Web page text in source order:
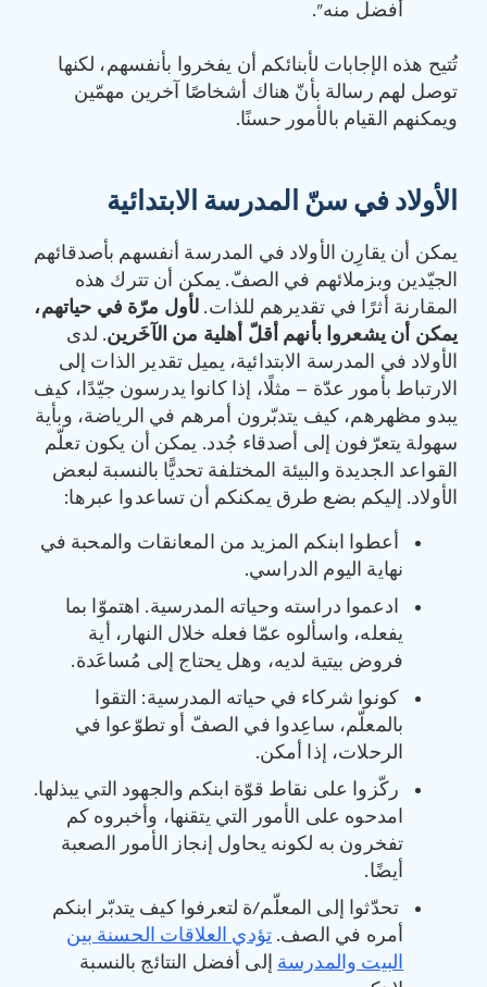
أفضل منه”.
تُتيح هذه الإجابات لأبنائكم أن يفخروا بأنفسهم، لكنها
توصل لهم رسالة بأنّ هناك أشخاصًا آخرين مهمّين
ويمكنهم القيام بالأمور حسنًا.
الأولاد في سنّ المدرسة الابتدائية
يمكن أن يقارِن الأولاد في المدرسة أنفسهم بأصدقائهم
الجيّدين وبزملائهم في الصفّ. يمكن أن تترك هذه
المقارنة أثرًا في تقديرهم للذات. لأول مرّة في حياتهم،
يمكن أن يشعروا بأنهم أقلّ أهلية من الآخَرين. لدى
الأولاد في المدرسة الابتدائية، يميل تقدير الذات إلى
الارتباط بأمور عدّة – مثلًا، إذا كانوا يدرسون جيّدًا، كيف
يبدو مظهرهم، كيف يتدبّرون أمرهم في الرياضة، وبأية
سهولة يتعرّفون إلى أصدقاء جُدد. يمكن أن يكون تعلّم
القواعد الجديدة والبيئة المختلفة تحديًّا بالنسبة لبعض
الأولاد. إليكم بضع طرق يمكنكم أن تساعدوا عبرها:
أعطوا ابنكم المزيد من المعانقات والمحبة في
نهاية اليوم الدراسي.
ادعموا دراسته وحياته المدرسية. اهتموّا بما
يفعله، واسألوه عمّا فعله خلال النهار، أية
فروض بيتية لديه، وهل يحتاج إلى مُساعَدة.
كونوا شركاء في حياته المدرسية: التقوا
بالمعلّم، ساعِدوا في الصفّ أو تطوّعوا في
الرحلات، إذا أمكن.
ركّزوا على نقاط قوّة ابنكم والجهود التي يبذلها.
امدحوه على الأمور التي يتقنها، وأخبروه كم
تفخرون به لكونه يحاول إنجاز الأمور الصعبة
أيضًا.
تحدّثوا إلى المعلّم/ة لتعرفوا كيف يتدبّر ابنكم
أمره في الصف. تؤدي العلاقات الحسنة بين
البيت والمدرسة إلى أفضل النتائج بالنسبة